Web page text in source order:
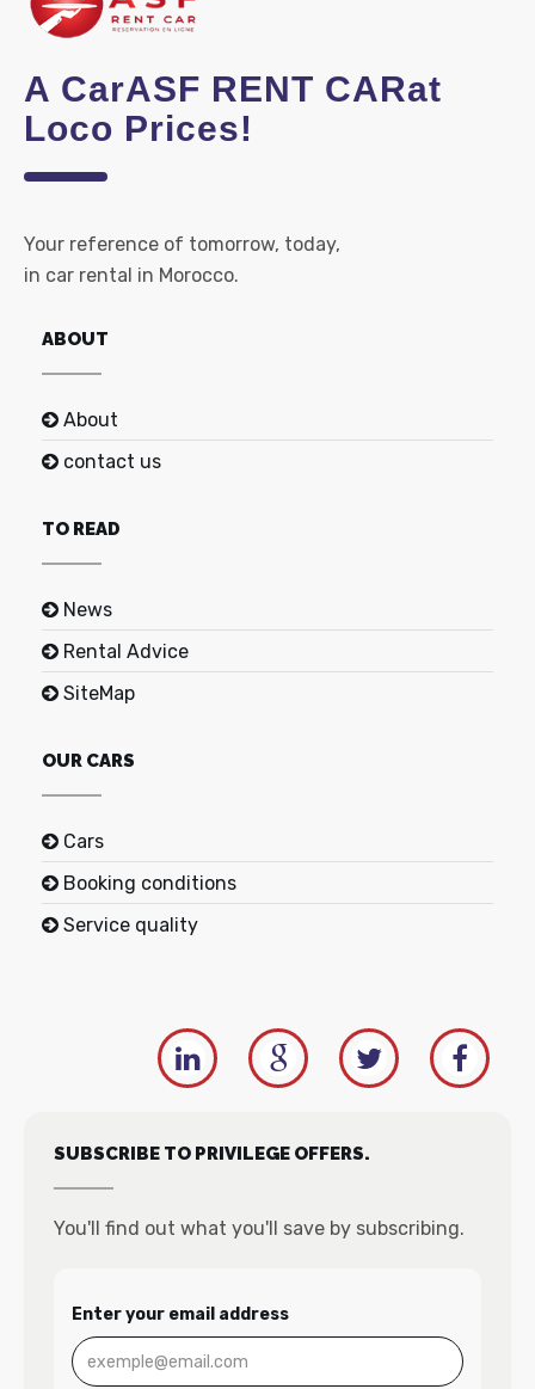
A CarASF RENT CARat
Loco Prices!
Your reference of tomorrow, today,
in car rental in Morocco.
ABOUT
About
contact us
TO READ
News
Rental Advice
SiteMap
OUR CARS
Cars
Booking conditions
Service quality
SUBSCRIBE TO PRIVILEGE OFFERS.
You'll find out what you'll save by subscribing.
Enter your email address